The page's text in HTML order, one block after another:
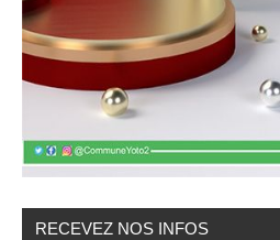
RECEVEZ NOS INFOS